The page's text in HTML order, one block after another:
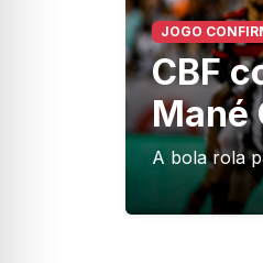
JOGO
CBF
Mané
A bola rola